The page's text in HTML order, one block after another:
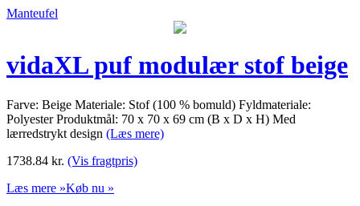
Manteufel
vidaXL puf modulær stof beige
Farve: Beige Materiale: Stof (100 % bomuld) Fyldmateriale:
Polyester Produktmål: 70 x 70 x 69 cm (B x D x H) Med
lærredstrykt design (Læs mere)
1738.84 kr. (Vis fragtpris)
Læs mere »Køb nu »